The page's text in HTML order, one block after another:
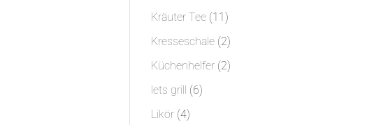
Kräuter Tee 1111
Produkte
Kresseschale 22
Produkte
Küchenhelfer 22
lets grill 66
Likör 44